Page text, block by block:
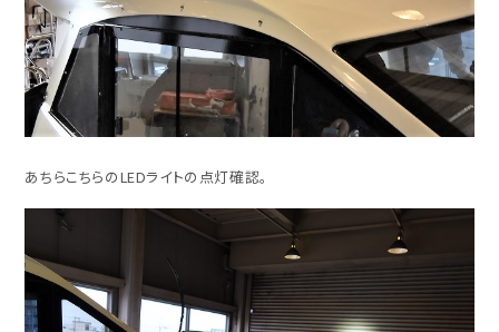
あちらこちらのLEDライトの点灯確認。